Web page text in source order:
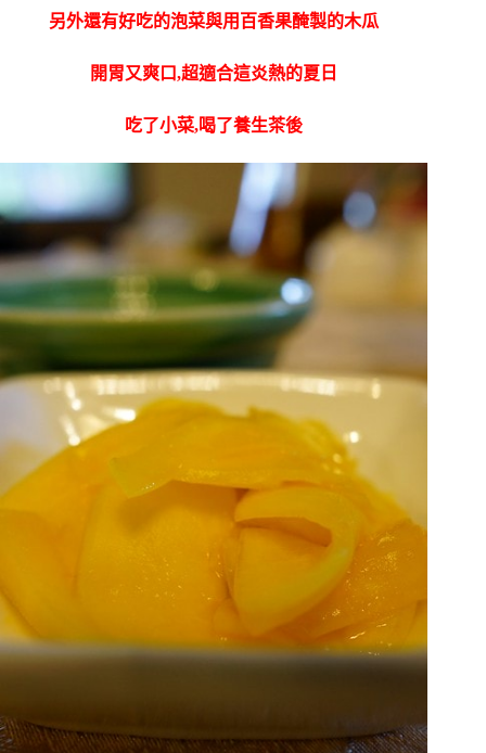
另外還有好吃的泡菜與用百香果醃製的木瓜
開胃又爽口,超適合這炎熱的夏日
吃了小菜,喝了養生茶後